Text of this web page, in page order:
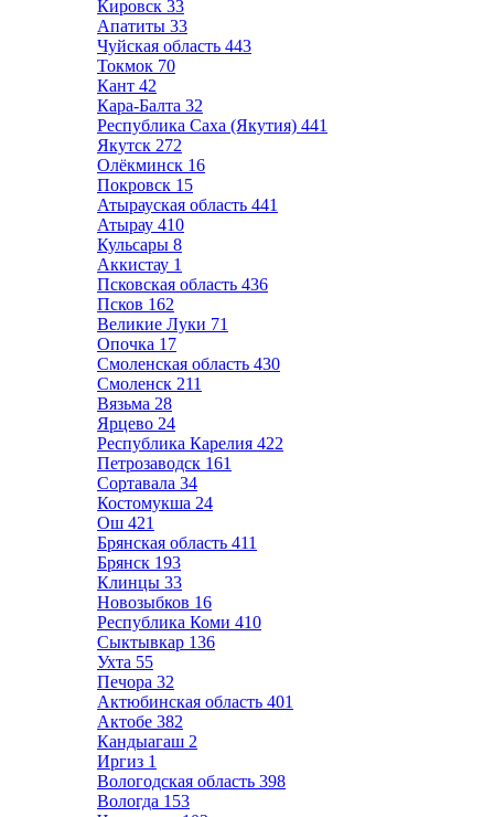
Кировск 33
Апатиты 33
Чуйская область 443
Токмок 70
Кант 42
Кара-Балта 32
Республика Саха (Якутия) 441
Якутск 272
Олёкминск 16
Покровск 15
Атырауская область 441
Атырау 410
Кульсары 8
Аккистау 1
Псковская область 436
Псков 162
Великие Луки 71
Опочка 17
Смоленская область 430
Смоленск 211
Вязьма 28
Ярцево 24
Республика Карелия 422
Петрозаводск 161
Сортавала 34
Костомукша 24
Ош 421
Брянская область 411
Брянск 193
Клинцы 33
Новозыбков 16
Республика Коми 410
Сыктывкар 136
Ухта 55
Печора 32
Актюбинская область 401
Актобе 382
Кандыагаш 2
Иргиз 1
Вологодская область 398
Вологда 153